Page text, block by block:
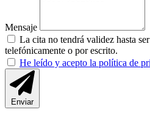
Mensaje
La cita no tendrá validez hasta
telefónicamente o por escrito.
He leído y acepto la política de
Enviar